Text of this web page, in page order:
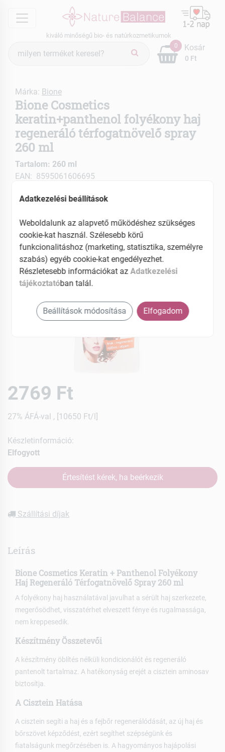
menu
kiváló minőségű bio- és natúrkozmetikumok
keresés
0
0 Ft
Kosár
Márka: Bione
Bione Cosmetics
keratin+panthenol folyékony haj
regeneráló térfogatnövelő spray
260 ml
Tartalom: 260 ml
EAN: 8595061606695
2769 Ft
27% ÁFÁ-val , [10650 Ft/l]
Készletinformáció:
Elfogyott
Értesítést kérek, ha beérkezik
Szállítási díjak
Leírás
Bione Cosmetics Keratin + Panthenol Folyékony
Haj Regeneráló Térfogatnövelő Spray 260 ml
A folyékony haj használatával javulhat a sérült haj szerkezete,
megerősödhet, visszatérhet elveszett fénye és rugalmassága,
nem kreppesedik.
Készítmény Összetevői
A készítmény öblítés nélküli kondicionálót és regeneráló
pantenolt tartalmaz. A hatékonyság erejét a cisztein aminosav
biztosítja.
A Cisztein Hatása
A cisztein segíti a haj és a fejbőr regenerálódását, az új haj és
bőrszövet képződést, ezért segíthet szépségünk és
fiatalságunk megőrzésében is. A hagyományos hajápolási
Adatkezelési beállítások
Weboldalunk az alapvető működéshez szükséges
cookie-kat használ. Szélesebb körű
funkcionalitáshoz (marketing, statisztika, személyre
szabás) egyéb cookie-kat engedélyezhet.
Részletesebb információkat az Adatkezelési
tájékoztatóban talál.
Beállítások módosítása Elfogadom